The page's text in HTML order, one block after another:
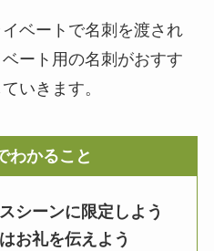
ベートで名刺を渡され
ート用の名刺がおすす
いきます。
わかること
シーンに限定しよう
お礼を伝えよう